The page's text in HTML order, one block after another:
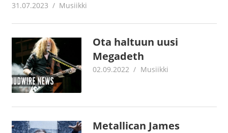
31.07.2023 Juha Kaunisto
Musiikki
Ota haltuun uusi
Megadeth
02.09.2022 Juha Kaunisto
Musiikki
Metallican James